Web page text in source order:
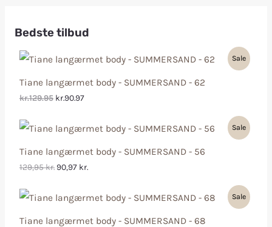
Bedste tilbud
Tiane langærmet body - SUMMERSAND - 62
Sale
kr.129.95 kr.90.97
Tiane langærmet body - SUMMERSAND - 56
Sale
129,95kr. 90,97 kr.
Tiane langærmet body - SUMMERSAND - 68
Sale